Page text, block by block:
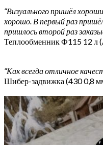
“Визуального пришёл
хорошо. В первый раз
пришлось второй раз
Теплообменник Ф115 12 л
“Как всегда отличное
Шибер-задвижка (430 0,8